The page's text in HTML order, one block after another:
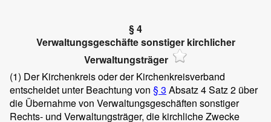
§ 4
Verwaltungsgeschäfte sonstiger kirchlicher
Verwaltungsträger
(1) Der Kirchenkreis oder der Kirchenkreisverband
entscheidet unter Beachtung von § 3 Absatz 4 Satz 2 über
die Übernahme von Verwaltungsgeschäften sonstiger
Rechts- und Verwaltungsträger, die kirchliche Zwecke